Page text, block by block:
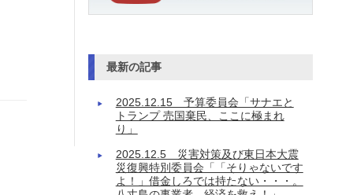
最新の記事
2025.12.15 予算委員会「サナエと
トランプ 売国棄民、ここに極まれ
り」
2025.12.5 災害対策及び東日本大震
災復興特別委員会「「そりゃないです
よ！」借金しろでは持たない・・・。